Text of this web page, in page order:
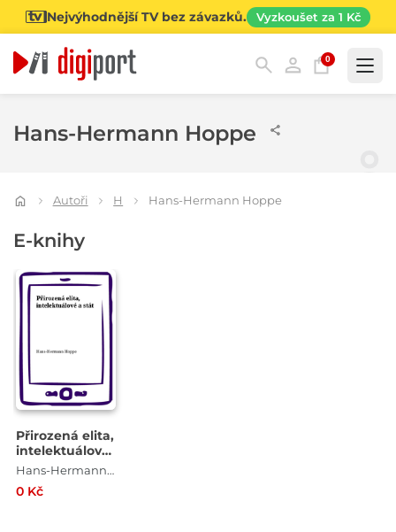
Nejvýhodnější TV bez závazků. Vyzkoušet za 1 Kč
0
Hans-Hermann Hoppe
Autoři H Hans-Hermann Hoppe
E-knihy
Přirozená elita,
intelektuálové
a stát
Hans-Hermann Hoppe
0 Kč